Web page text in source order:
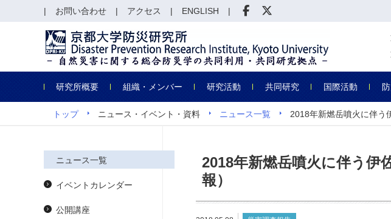
研究所概要 組織・メンバー 研究活動 共同研究 国際活動
お問い合わせ アクセス ENGLISH
トップ ニュース・イベント・資料 ニュース一覧 2018年新燃岳噴火に伴う
2018年新燃岳噴火に伴う伊
報）
ニュース一覧
イベントカレンダー
公開講座